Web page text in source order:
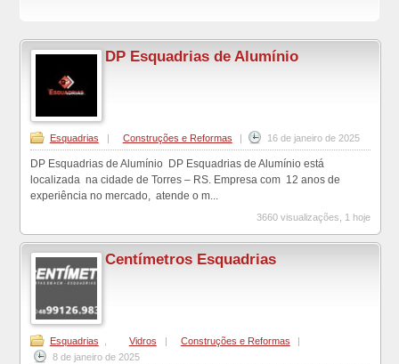
DP Esquadrias de Alumínio
Esquadrias | Construções e Reformas | 16 de janeiro de 2025
DP Esquadrias de Alumínio DP Esquadrias de Alumínio está
localizada na cidade de Torres – RS. Empresa com 12 anos de
experiência no mercado, atende o m...
3660 visualizações, 1 hoje
Centímetros Esquadrias
Esquadrias Vidros | Construções e Reformas
|
8 de janeiro de 2025